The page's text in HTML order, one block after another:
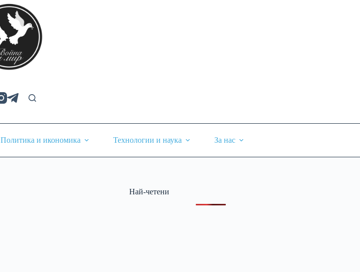
Политика и икономика Технологии и наука За нас
Най-четени